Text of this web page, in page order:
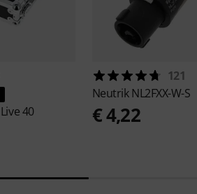
40
121
NeutrikNL2FXX-W-S
€ 4,22